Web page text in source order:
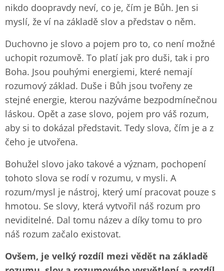
nikdo doopravdy neví, co je, čím je Bůh. Jen si
myslí, že ví na základě slov a představ o něm.
Duchovno je slovo a pojem pro to, co není možné
uchopit rozumově. To platí jak pro duši, tak i pro
Boha. Jsou pouhými energiemi, které nemají
rozumový základ. Duše i Bůh jsou tvořeny ze
stejné energie, kterou nazýváme bezpodmínečnou
láskou. Opět a zase slovo, pojem pro váš rozum,
aby si to dokázal představit. Tedy slova, čím je a z
čeho je utvořena.
Bohužel slovo jako takové a význam, pochopení
tohoto slova se rodí v rozumu, v mysli. A
rozum/mysl je nástroj, který umí pracovat pouze s
hmotou. Se slovy, která vytvořil náš rozum pro
neviditelné. Dal tomu název a díky tomu to pro
náš rozum začalo existovat.
Ovšem, je velký rozdíl mezi vědět na základě